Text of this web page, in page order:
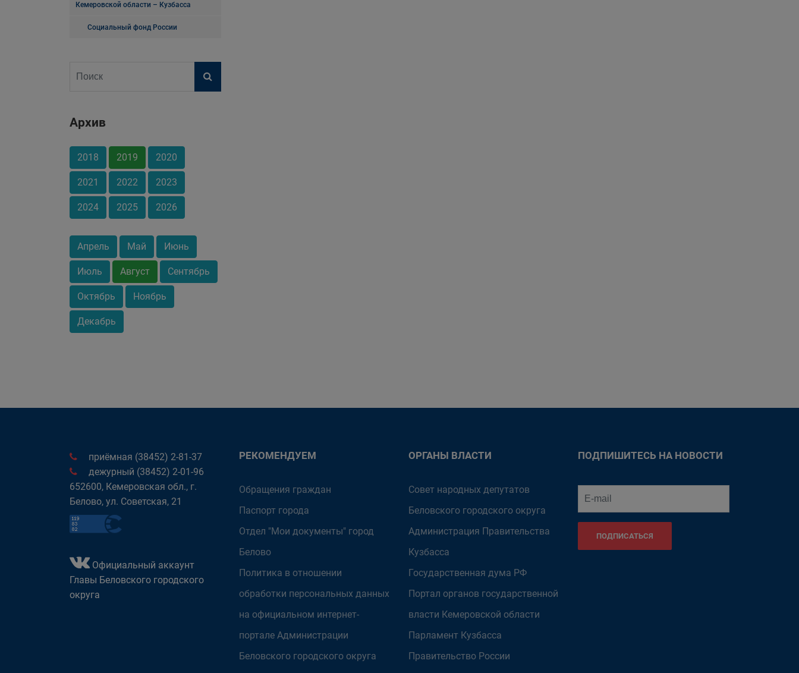
Кемеровской области – Кузбасса
Социальный фонд России
Архив
2018 2019 2020
2021 2022 2023
2024 2025 2026
Апрель Май Июнь
Июль Август Сентябрь
Октябрь Ноябрь
Декабрь
приёмная (38452) 2-81-37
дежурный (38452) 2-01-96
652600, Кемеровская обл., г.
Белово, ул. Советская, 21
Официальный аккаунт
Главы Беловского городского
округа
РЕКОМЕНДУЕМ
Обращения граждан
Паспорт города
Отдел "Мои документы" город
Белово
Политика в отношении
обработки персональных данных
на официальном интернет-
портале Администрации
Беловского городского округа
ОРГАНЫ ВЛАСТИ
Совет народных депутатов
Беловского городского округа
Администрация Правительства
Кузбасса
Государственная дума РФ
Портал органов государственной
власти Кемеровской области
Парламент Кузбасса
Правительство России
ПОДПИШИТЕСЬ НА НОВОСТИ
ПОДПИСАТЬСЯ